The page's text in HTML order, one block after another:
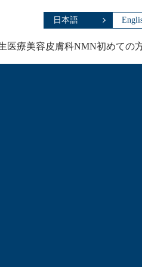
日本語
医療美容皮膚科NMN初めての